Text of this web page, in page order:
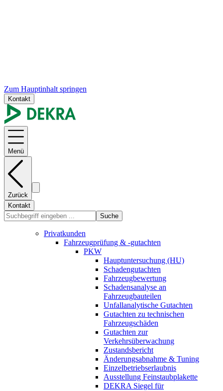
Zum Hauptinhalt springen
Kontakt
Menü
Zurück
Kontakt
Suche
Privatkunden
Fahrzeugprüfung & -gutachten
PKW
Hauptuntersuchung (HU)
Schadengutachten
Fahrzeugbewertung
Schadensanalyse an
Fahrzeugbauteilen
Unfallanalytische Gutachten
Gutachten zu technischen
Fahrzeugschäden
Gutachten zur
Verkehrsüberwachung
Zustandsbericht
Änderungsabnahme & Tuning
Einzelbetriebserlaubnis
Ausstellung Feinstaubplakette
DEKRA Siegel für